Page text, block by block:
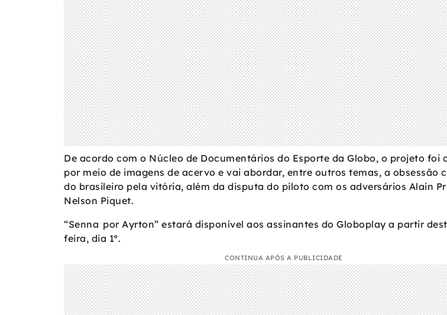
De acordo com o Núcleo de Documentários do Esporte da Globo, o projeto foi
por meio de imagens de acervo e vai abordar, entre outros temas, a obsessão
do brasileiro pela vitória, além da disputa do piloto com os adversários Alain
Nelson Piquet.
“Senna por Ayrton” estará disponível aos assinantes do Globoplay a partir
feira, dia 1º.
CONTINUA APÓS A PUBLICIDADE